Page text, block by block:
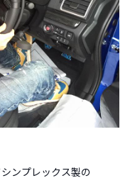
ンプレックス製の